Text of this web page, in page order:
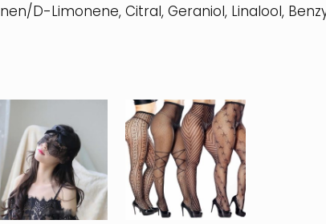
D-Limonene, Citral, Geraniol, Linalool,